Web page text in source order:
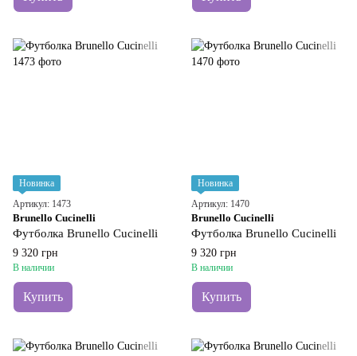
Новинка
Артикул: 1473
Brunello Cucinelli
Футболка Brunello Cucinelli
9 320 грн
В наличии
Купить
Новинка
Артикул: 1470
Brunello Cucinelli
Футболка Brunello Cucinelli
9 320 грн
В наличии
Купить